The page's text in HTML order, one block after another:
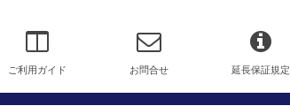
ご利用ガイド お問合せ 延長保証規定